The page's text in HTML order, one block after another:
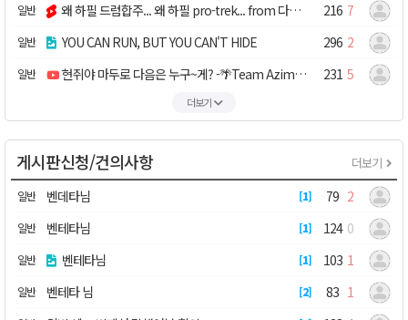
일반 왜 하필 드럼합주... 왜 하필 pro-trek... from 다카이치 7
216
일반 YOU CAN RUN, BUT YOU CAN'T HIDE 2
296
일반 현쥐야 마두로 다음은 누구~게? -🌴Team Azimkiya 5
231
더보기
게시판신청/건의사항 더보기
일반 벤데타님 1 2
79
일반 벤테타님 1 0
124
일반 벤테타님 1 1
103
일반 벤테타 님 2 1
83